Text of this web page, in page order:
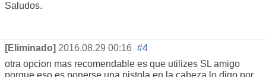
Saludos.
[Eliminado] 2016.08.29 00:16 #4
otra opcion mas recomendable es que utilizes SL amigo